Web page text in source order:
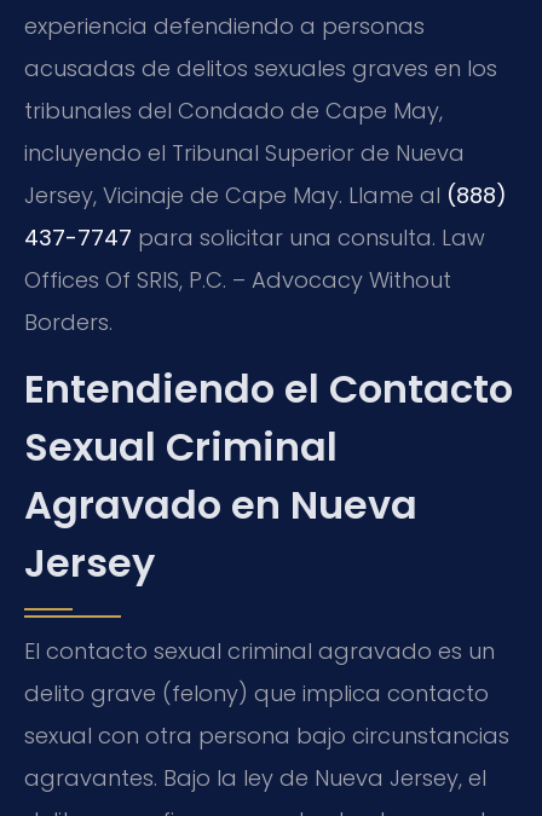
experiencia defendiendo a personas
acusadas de delitos sexuales graves en los
tribunales del Condado de Cape May,
incluyendo el Tribunal Superior de Nueva
Jersey, Vicinaje de Cape May. Llame al (888)
437-7747 para solicitar una consulta. Law
Offices Of SRIS, P.C. – Advocacy Without
Borders.
Entendiendo el Contacto
Sexual Criminal
Agravado en Nueva
Jersey
El contacto sexual criminal agravado es un
delito grave (felony) que implica contacto
sexual con otra persona bajo circunstancias
agravantes. Bajo la ley de Nueva Jersey, el